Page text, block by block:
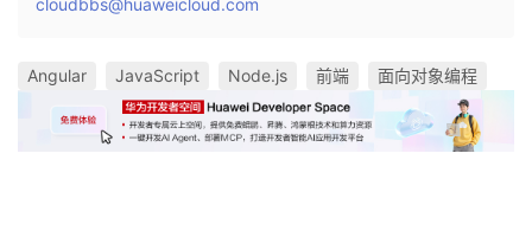
cloudbbs@huaweicloud.com
Angular JavaScript Node.js 前端 面向对象编程